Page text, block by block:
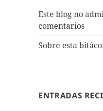
Este blog no
comentarios
Sobre esta
ENTRADAS